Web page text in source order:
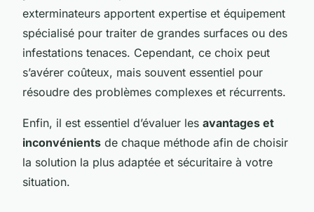
exterminateurs apportent expertise et équipement
spécialisé pour traiter de grandes surfaces ou des
infestations tenaces. Cependant, ce choix peut
s’avérer coûteux, mais souvent essentiel pour
résoudre des problèmes complexes et récurrents.
Enfin, il est essentiel d’évaluer les avantages et
inconvénients de chaque méthode afin de choisir
la solution la plus adaptée et sécuritaire à votre
situation.